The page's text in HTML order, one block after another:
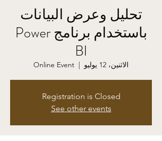
تحليل وعرض البيانات
باستخدام برنامج Power
BI
الاثنين، 12 يوليو
  |
Online Event
Registration is Closed
See other events